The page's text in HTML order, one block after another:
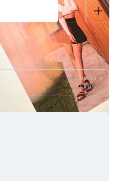
Срок изгот.
12.08.26